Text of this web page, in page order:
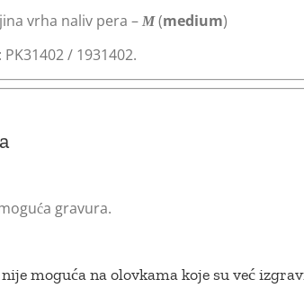
vrha naliv pera –M(medium)
PK31402 / 1931402.
gravura.
moguća na olovkama koje su već